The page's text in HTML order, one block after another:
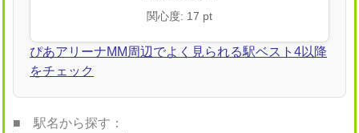
関心度: 17 pt
ぴあアリーナMM周辺でよく見られる駅ベスト4以降
をチェック
■ 駅名から探す：